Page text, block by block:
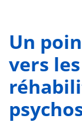
Un
vers